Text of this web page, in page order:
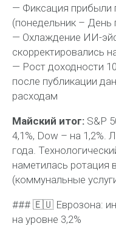
— Фиксация
(понедельник –
— Охлаждение ИИ-
скорректировались
— Рост доходности
после публикации
расходам
Майский итог: S&P
4,1%, Dow – на 1,2%.
года.
наметилась ротация
(коммунальные
### 🇪🇺 Еврозона:
на уровне 3,2%